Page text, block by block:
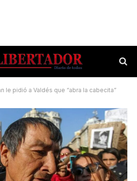
le pidió a Valdés que “abra la cabecita”